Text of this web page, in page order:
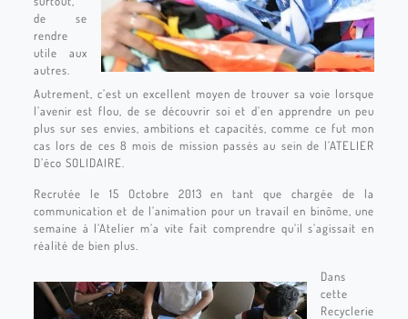
de se
rendre
utile aux
autres.
Autrement, c’est un excellent moyen de trouver sa voie lorsque
l’avenir est flou, de se découvrir soi et d’en apprendre un peu
plus sur ses envies, ambitions et capacités, comme ce fut mon
cas lors de ces 8 mois de mission passés au sein de l’ATELIER
D’éco SOLIDAIRE.
Recrutée le 15 Octobre 2013 en tant que chargée de la
communication et de l’animation pour un travail en binôme, une
semaine à l’Atelier m’a vite fait comprendre qu’il s’agissait en
réalité de bien plus.
Dans
cette
Recyclerie